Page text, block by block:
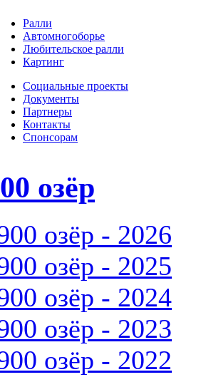
Ралли
Автомногоборье
Любительское ралли
Картинг
Социальные проекты
Документы
Партнеры
Контакты
Спонсорам
озёр
озёр - 2026
озёр - 2025
озёр - 2024
озёр - 2023
озёр - 2022